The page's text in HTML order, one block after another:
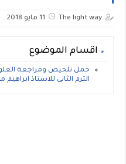
The light way 11 مايو 2018
اقسام الموضوع
حمل تلخيص ومراجعة
الترم الثانى للاستاذ